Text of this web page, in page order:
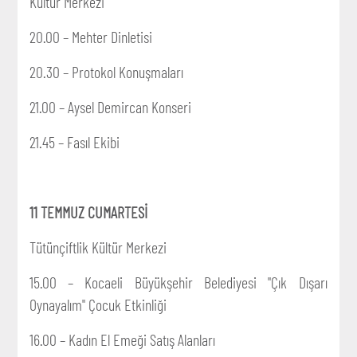
20.00 – Mehter Dinletisi
20.30 – Protokol Konuşmaları
21.00 – Aysel Demircan Konseri
21.45 – Fasıl Ekibi
11 TEMMUZ CUMARTESİ
Tütünçiftlik Kültür Merkezi
15.00 – Kocaeli Büyükşehir Belediyesi "Çık Dışarı
Oynayalım" Çocuk Etkinliği
16.00 – Kadın El Emeği Satış Alanları